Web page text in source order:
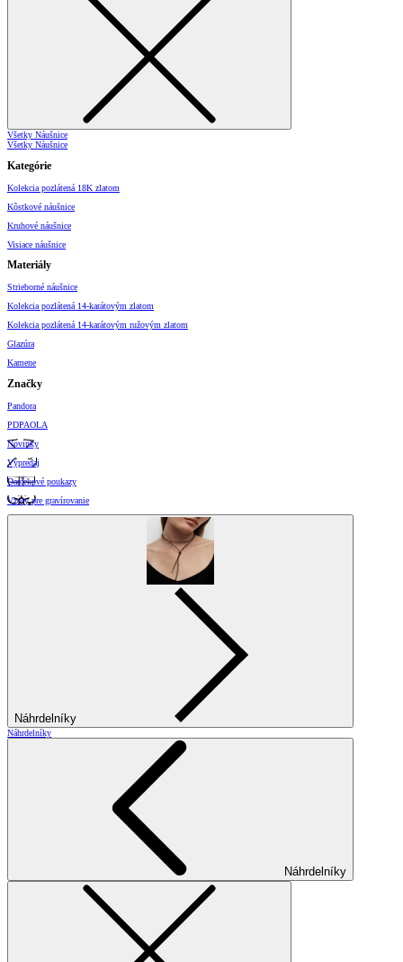
Všetky Náušnice
Všetky Náušnice
Kategórie
Kolekcia pozlátená 18K zlatom
Kôstkové náušnice
Kruhové náušnice
Visiace náušnice
Materiály
Strieborné náušnice
Kolekcia pozlátená 14-karátovým zlatom
Kolekcia pozlátená 14-karátovým ružovým zlatom
Glazúra
Kamene
Značky
Pandora
PDPAOLA
Novinky
Výpredaj
Darčekové poukazy
Vzory pre gravírovanie
Náhrdelníky
Náhrdelníky
Náhrdelníky